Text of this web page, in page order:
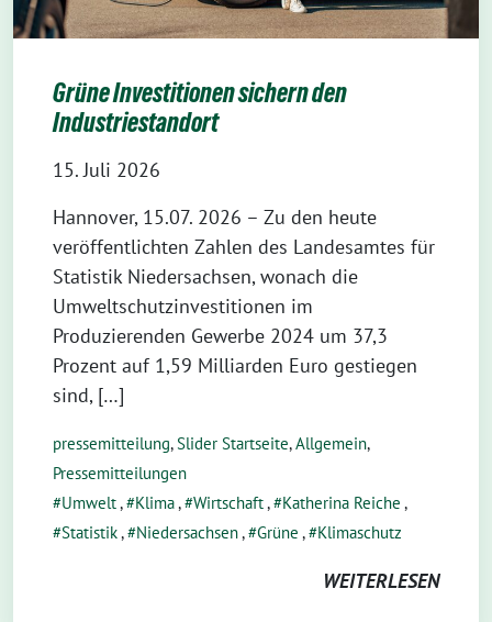
Grüne Investitionen sichern den
Industriestandort
15. Juli 2026
Hannover, 15.07. 2026 – Zu den heute
veröffentlichten Zahlen des Landesamtes für
Statistik Niedersachsen, wonach die
Umweltschutzinvestitionen im
Produzierenden Gewerbe 2024 um 37,3
Prozent auf 1,59 Milliarden Euro gestiegen
sind, […]
pressemitteilung,Slider Startseite,Allgemein,
Pressemitteilungen
Umwelt, Klima, Wirtschaft, Katherina Reiche ,
Statistik, Niedersachsen, Grüne , Klimaschutz
WEITERLESEN